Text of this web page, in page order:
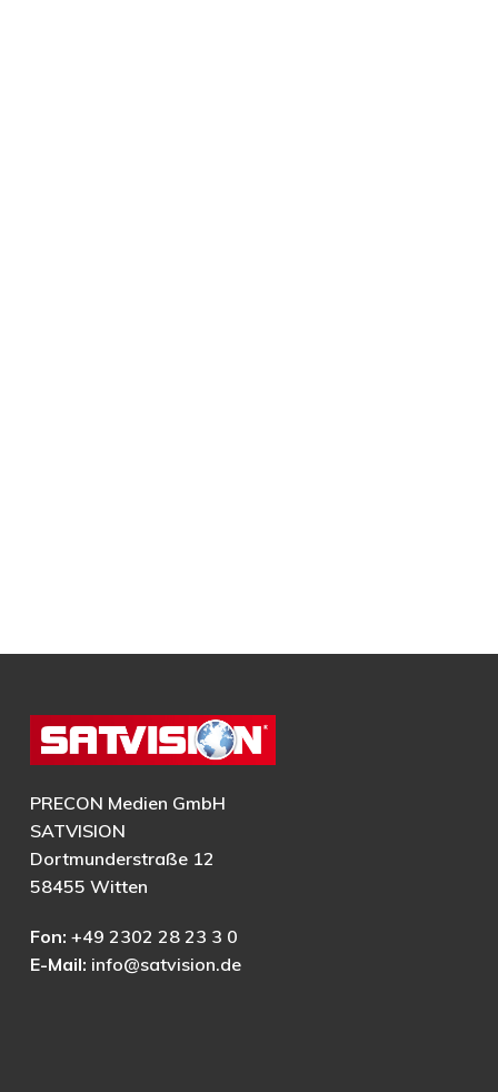
PRECON Medien GmbH
SATVISION
Dortmunderstraße 12
58455 Witten
Fon: +49 2302 28 23 3 0
E-Mail: info@satvision.de